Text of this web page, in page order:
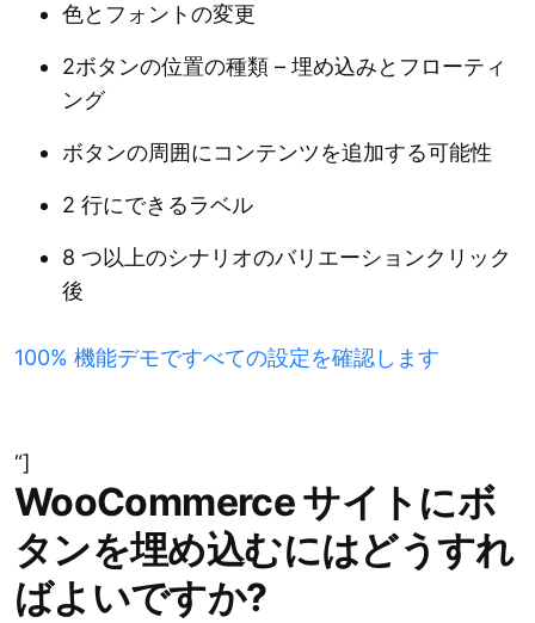
色とフォントの変更
2ボタンの位置の種類 – 埋め込みとフローティ
ング
ボタンの周囲にコンテンツを追加する可能性
2 行にできるラベル
8 つ以上のシナリオのバリエーションクリック
後
100% 機能デモですべての設定を確認します
“]
WooCommerce サイトにボ
タンを埋め込むにはどうすれ
ばよいですか?